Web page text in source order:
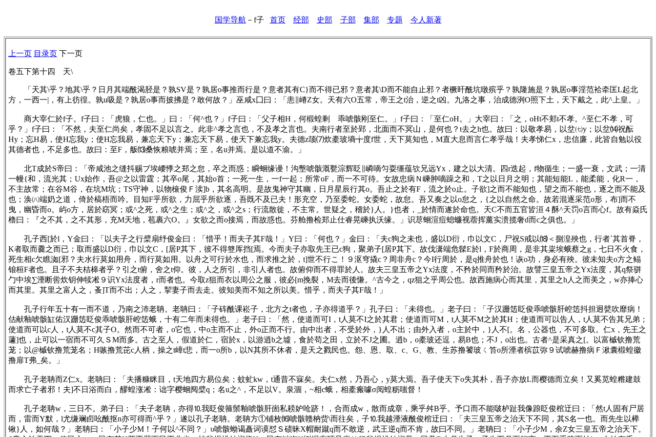
国学导航 － f子 首页 经部 史部 子部 集部 专题 今人新著
上一页 目录页 下一页
卷五下第十四 天\
「天其\乎？地其\乎？日月其端酰渴胫是？孰SV是？孰居o事推而行是？意者其有C}而不得已邪？意者其\D而不能自止邪？者橛旰酰坑暾殡乎？孰隆施是？孰居o事淫范袷牵匡L起北
方，一西一|，有上彷徨。孰u吸是？孰居o事而披拂是？敢何故？」巫咸x囗曰：「恚∥嵴Z女。天有六O五常，帝王之t治，逆之t凶。九洛之事，治成德洌O照下土，天下戴之，此^上皇。」
商大宰仁於f子。f子曰：「虎狼，仁也。」曰：「何^也？」f子曰：「父子相H，何椴蝗剩 乖唬骸刚至仁。」f子曰：「至仁oH。」大宰曰：「之，oHt不郏t不孝。^至仁不孝，可
乎？」f子曰：「不然，夫至仁尚矣，孝固不足以言之。此非^孝之言也，不及孝之言也。夫南行者至於郢，北面而不冥山，是何也？t去之h也。故曰：以敬孝易，以坌㈦y；以坌⒁祝酝
Hy；忘H易，使H忘我y；使H忘我易，兼忘天下y；兼忘天下易，使天下兼忘我y。夫德z颉⑺炊橐玻墒╈度f世，天下莫知也，M直大息而言仁孝乎哉！夫孝悌仁x，忠信廉，此皆自勉以役
其德者也，不足多也。故曰：至F，舨⒀桑恢粮唬并焉；至，名u并焉。是以道不渝。」
北T成於S帝曰：「帝咸池之缝抖赐ブ埃崾悸之郑之怠，卒之而惑；瞬蛔缘谩！沟墼唬骸溉甏淙辉眨∥嶙嘀匀耍缰蕴欤兄远Yx，建之以大清。四r迭起，f物循生；一盛一衰，文武；一清
一幔{和，流光其；Ux始作，吾@之以雷霆；其卒o尾，其始o首；一死一生，一f一起；所常oF，而一不可待。女故忠病Ｎ嵊肿嘀躁之和，T之以日月之明；其能短能L，能柔能，化R一，
不主故常；在谷M谷，在坑M坑；TS守神，以物榱俊Ｆ渎]b，其名高明。是故鬼神守其幽，日月星辰行其o。吾止之於有F，流之於o止。子欲]之而不能知也，望之而不能也，逐之而不能及
也；涣㈧端奶之道，倚於槁梧而吟。目知F乎所欲，力屈乎所欲逐，吾既不及已夫！形充空，乃至委蛇。女委蛇，故怠。吾又奏之以o怠之，{之以自然之命。故若混逐采范o形，布]而不
曳，幽昏而o。屿o方，居於窈冥；或^之死，或^之生；或^之，或^之s；行流散徙，不主常。世疑之，稽於}人。}也者，_於情而遂於命也。天C不而五官皆洹４酥^天罚o言而心f。故有焱氏
橹曰：『之不其，之不其形，充M天地，苞裹六O。』女欲之而o接焉，而故惑也。芬舱撸检郑止仕睿晃嵊执沃缘。」识荩蛔渲痘螅蠊视蓿挥薰实溃揽奢d而c之俱也。」
孔子西[於l，Y金曰：「以夫子之行檗扇纾俊金曰：「惜乎！而夫子其F哉！」Y曰：「何也？」金曰：「夫c狗之未也，盛以D衍，巾以文C，尸祝S戒以⒅＜捌湟殃也，行者`其首脊，
K者取而爨之而已；取而盛以D衍，巾以文C，[居P其下，彼不得簦厍挡[焉。今而夫子亦取先王已c狗，聚弟子[居P其下。故伐潇端危髹E於l，F於商周，是非其粜埃蛾蔡之g，七日不火食，
死生相c欠瞧洳[邪？夫水行莫如用舟，而行莫如用。以舟之可行於水也，而求推之於，t]世不行こ！９沤穹撬c？周非舟c？今I行周於，是q推舟於也！诙o功，身必有殃。彼未知夫o方之鳎
锒桓F者也。且子不夫桔槔者乎？引之t俯，舍之t仰。彼，人之所引，非引人者也。故俯仰而不得罪於人。故夫三皇五帝之Yx法度，不矜於同而矜於治。故譬三皇五帝之Yx法度，其q祭骈
勹中埃∑湮断喾炊钥伸犊凇９识Yx法度者，r而者也。今取z狙而衣以周公之服，彼必[m挽裂，M去而後慊。^古今之，qz狙之乎周公也。故西施病心而其里，其里之h人之而美之，w亦捧心
而其里。其里之富人之，蚤]T而不出；人之，挈妻子而去走。彼知美而不知之所以美。惜乎，而夫子其F哉！」
孔子行年五十有一而不道，乃南之沛老聃。老聃曰：「子砗酰课崧子，北方之t者也，子亦得道乎？」孔子曰：「未得也。」老子曰：「子汉跚笾眨俊乖唬骸肝崆笾抖担迥甓吹靡病！
估献釉唬骸缸佑汉跚笾眨俊乖唬骸肝崆笾蛾，十有二年而未得也。」老子曰：「然，使道而可I，t人莫不I之於其君；使道而可M，t人莫不M之於其H；使道而可以告人，t人莫不告其兄弟；
使道而可以c人，t人莫不c其子O。然而不可者，o它也，中o主而不止，外o正而不行。由中出者，不受於外，}人不出；由外入者，o主於中，}人不[。名，公器也，不可多取。仁x，先王之
蘧]也，止可以一宿而不可久ＳM而多。古之至人，假道於仁，宿於x，以游逍b之墟，食於苟之田，立於不J之圃。逍b，o橐玻还逗，易B也；不J，o出也。古者^是采真之[。以富槭钦撸荒
茏；以@槭钦撸荒茏名；H嗾撸荒芘c人柄，操之t嶂t悲，而一o所b，以N其所不休者，是天之戮民也。怨、恩、取、c、G、教、生苏撸饕玻ㄑ笞o所湮者槟苡弥９试唬赫撸病Ｆ湫囊椴蝗徽
撸扉T弗_矣。」
孔子老聃而Z仁x。老聃曰：「夫播糠眯目，t天地四方易位矣；蚊虻kw，t通昔不寐矣。夫仁x然，乃吾心，y莫大焉。吾子使天下o失其朴，吾子亦放L而樱德而立矣！又奚苋蝗糌建鼓
而求亡子者邪！夫]不日浴而白，醪蝗涨凇：诎字樱蛔阋檗q；名u之^，不足以V。泉涸，~相c蛾，相橐瘢噱σ阅蝗粝嗤督！
孔子老聃w，三日不。弟子曰：「夫子老聃，亦得⒑我眨俊箍鬃釉唬骸肝崮私耢妒呛跻！，合而成w，散而成章，乘乎舛B乎。予口而不能啵栌趾我像踉眨俊棺迂曰：「然t人固有尸居
而，雷而Y默，l尤缣斓卣吆酰抠n亦可得而^乎？」遂以孔子老聃。老聃方①铺枚⒃唬骸赣枘赀\而往矣，子⒑我越湮液酰俊棺迂曰：「夫三皇五帝之治天下不同，其S名一也。而先生以榉
锹}人，如何哉？」老聃曰：「小子少M！子何以^不同？」υ唬骸蚴谒矗词谟怼Ｓ碛昧Χ帽耐蹴q而不敢逆，武王逆q而不肯，故曰不同。」老聃曰：「小子少M，余Z女三皇五帝之治天下。